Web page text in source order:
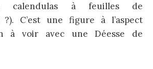
calendulas à feuilles de
?). C’est une figure à l’aspect
à voir avec une Déesse de